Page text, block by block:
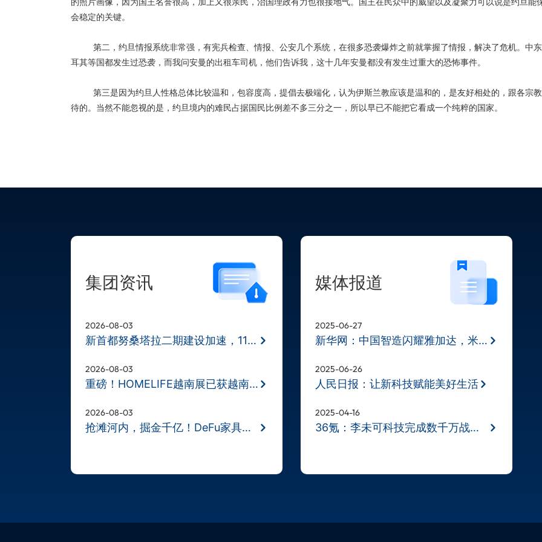
会稳定的关键。
第二，约旦情报系统非常强，有宪兵检查、情报、公安几个系统，在很多恐袭爆炸之前就掌握了情报，解决了危机。中
耳其等国都发生过恐袭，而我问安曼的出租车司机，他们告诉我，这十几年安曼都没有发生过重大的恐怖事件。
第三是因为约旦人性格总体比较温和，包容度高，提倡去极端化，认为伊斯兰教应该是温和的，是友好相处的，跟各宗
待的。当然不能忽视的是，约旦境内的难民占据国民比例差不多三分之一，所以早已不能把它看成一个纯粹的国家。
集团资讯
2026-08-03
新首都努桑塔拉二期建设加速，11月BD
2026-08-03
重磅！HOMELIFE越南展已获越南财政部
2026-08-03
抢滩河内，掘金千亿！DeFu家具展11月
媒体报道
2025-06-27
新华网：中国智造闪耀雅加达，米奥兰
2025-06-26
人民日报：让新科技赋能美好生活
2025-04-16
36氪：李未可科技完成数千万战略融资